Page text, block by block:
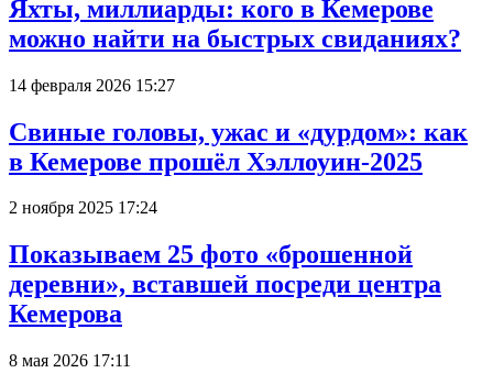
Яхты, миллиарды: кого в Кемерове
можно найти на быстрых свиданиях?
14 февраля 2026 15:27
Свиные головы, ужас и «дурдом»: как
в Кемерове прошёл Хэллоуин-2025
2 ноября 2025 17:24
Показываем 25 фото «брошенной
деревни», вставшей посреди центра
Кемерова
8 мая 2026 17:11